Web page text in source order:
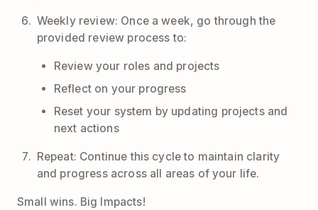
Weekly review: Once a week, go through the
provided review process to:
Review your roles and projects
Reflect on your progress
Reset your system by updating projects and
next actions
Repeat: Continue this cycle to maintain clarity
and progress across all areas of your life.
Small wins. Big Impacts!